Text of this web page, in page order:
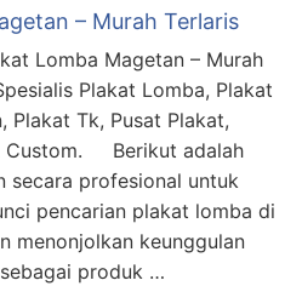
– Murah Terlaris
Lomba Magetan – Murah
Plakat Lomba, Plakat
Plakat Tk, Pusat Plakat,
Custom. Berikut adalah
secara profesional untuk
pencarian plakat lomba di
menonjolkan keunggulan
produk …